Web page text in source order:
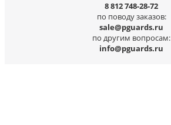
8 812 748-28-72
по поводу заказов:
sale@pguards.ru
по другим вопросам:
info@pguards.ru